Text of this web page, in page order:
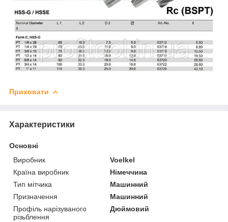
Приховати
Характеристики
Основні
Виробник
Voelkel
Країна виробник
Німеччина
Тип мітчика
Машинний
Призначення
Машинний
Профіль нарізуваного
різьблення
Дюймовий